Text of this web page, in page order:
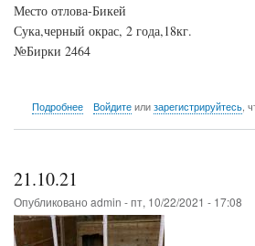
Место отлова-Бикей
Сука,черный окрас, 2 года,18кг.
№Бирки 2464
Подробнеео
Войдитеили зарегистрируйтесь,
21.10.21
Опубликовано admin -пт, 10/22/2021 - 17:08